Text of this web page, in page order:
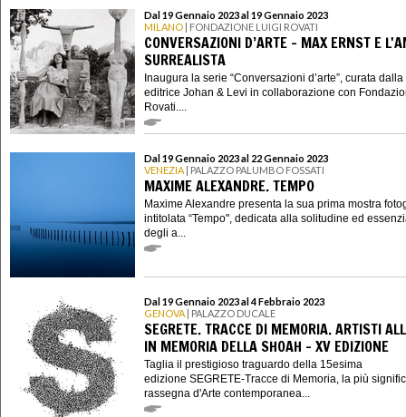
Dal 19 Gennaio 2023 al 19 Gennaio 2023
MILANO | FONDAZIONE LUIGI ROVATI
CONVERSAZIONI D’ARTE - MAX ERNST E
SURREALISTA
Inaugura la serie “Conversazioni d’arte”, curata
editrice Johan & Levi in collaborazione con
Rovati....
Dal 19 Gennaio 2023 al 22 Gennaio 2023
VENEZIA | PALAZZO PALUMBO FOSSATI
MAXIME ALEXANDRE. TEMPO
Maxime Alexandre presenta la sua prima mostra
intitolata “Tempo", dedicata alla solitudine ed
degli a...
Dal 19 Gennaio 2023 al 4 Febbraio 2023
GENOVA | PALAZZO DUCALE
SEGRETE. TRACCE DI MEMORIA. ARTISTI
IN MEMORIA DELLA SHOAH - XV EDIZIONE
Taglia il prestigioso traguardo della 15esima
edizione SEGRETE-Tracce di Memoria, la più
rassegna d'Arte contemporanea...